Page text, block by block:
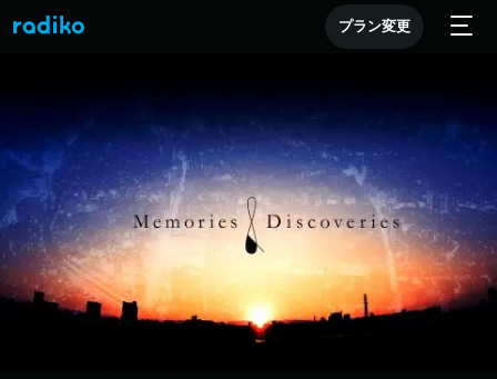
プラン変更